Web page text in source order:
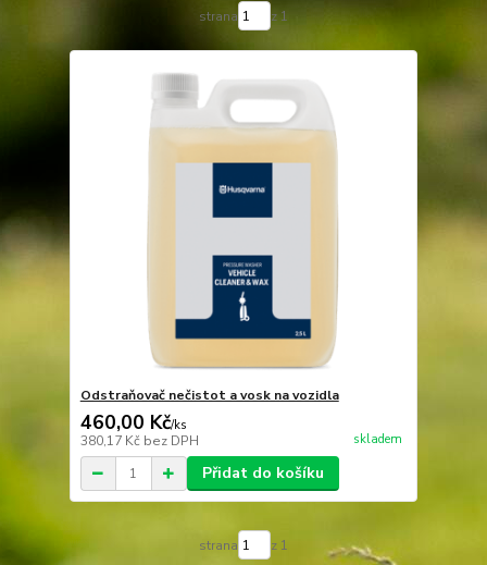
strana z 1
Odstraňovač nečistot a vosk na vozidla
460,00 Kč/ks
380,17 Kč bez DPH skladem
Přidat do košíku
strana z 1